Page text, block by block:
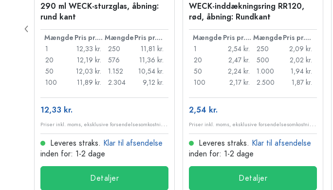
290 ml WECK-sturzglas, åbning:
rund kant
Mængde Pris pr. stk. Mængde
Pris pr. stk.
1
12,33 kr.
20
12,19 kr.
50
12,03 kr.
100
11,89 kr.
250
11,81 kr.
576
11,36 kr.
1.152
10,54 kr.
2.304
9,12 kr.
12,33 kr.
P
riser inkl. moms, eksklusive forsendelsesomkostninger
Leveres straks. Klar til afsendelse
inden for: 1-2 dage
Detaljer
WECK-inddækningsring RR120,
rød, åbning: Rundkant
Mængde Pris pr. stk. Mængde
Pris pr. stk.
1
2,54 kr.
20
2,47 kr.
50
2,24 kr.
100
2,17 kr.
250
2,09 kr.
500
2,02 kr.
1.000
1,94 kr.
2.500
1,87 kr.
2,54 kr.
P
riser inkl. moms, eksklusive forsendelsesomkostninger
Leveres straks. Klar til afsendelse
inden for: 1-2 dage
Detaljer